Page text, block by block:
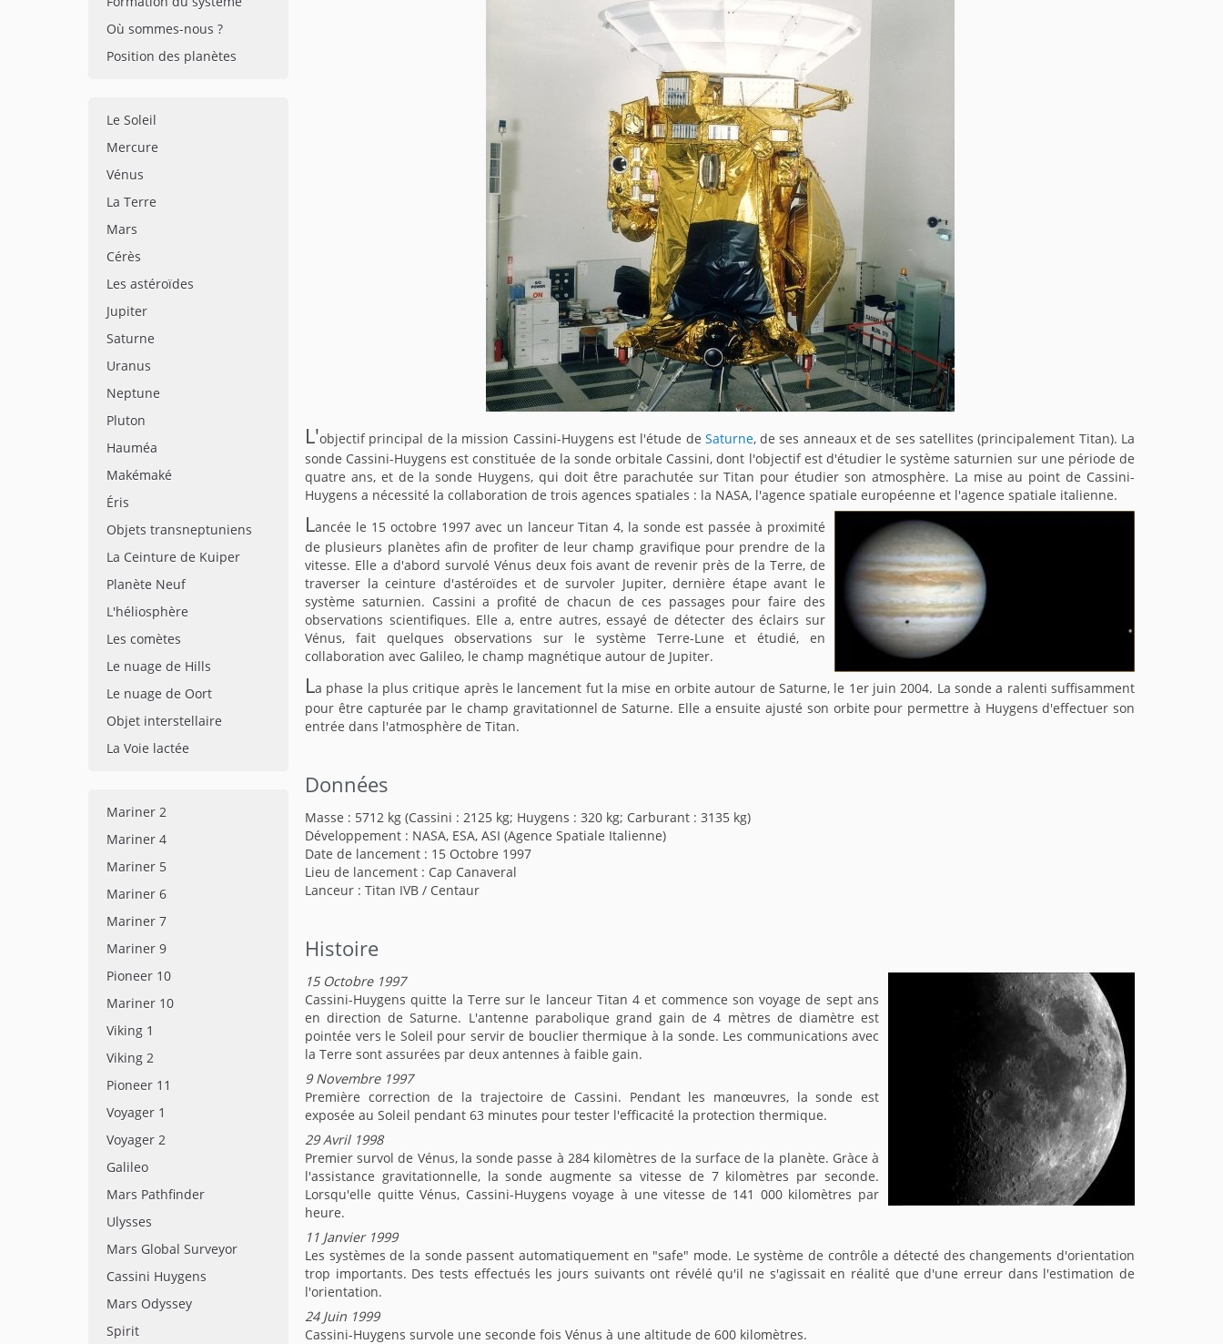
Où sommes-nous ?
Position des planètes
Le Soleil
Mercure
Vénus
La Terre
Mars
Cérès
Les astéroïdes
Jupiter
Saturne
Uranus
Neptune
Pluton
Hauméa
Makémaké
Éris
Objets transneptuniens
La Ceinture de Kuiper
Planète Neuf
L'héliosphère
Les comètes
Le nuage de Hills
Le nuage de Oort
Objet interstellaire
La Voie lactée
Mariner 2
Mariner 4
Mariner 5
Mariner 6
Mariner 7
Mariner 9
Pioneer 10
Mariner 10
Viking 1
Viking 2
Pioneer 11
Voyager 1
Voyager 2
Galileo
Mars Pathfinder
Ulysses
Mars Global Surveyor
Cassini Huygens
Mars Odyssey
Spirit
L'objectif principal de la mission Cassini-Huygens est l'étude de Saturne, de ses anneaux et de ses satellites (principalement Titan). La
sonde Cassini-Huygens est constituée de la sonde orbitale Cassini, dont l'objectif est d'étudier le système saturnien sur une période de
quatre ans, et de la sonde Huygens, qui doit être parachutée sur Titan pour étudier son atmosphère. La mise au point de Cassini-
Huygens a nécessité la collaboration de trois agences spatiales : la NASA, l'agence spatiale européenne et l'agence spatiale italienne.
Lancée le 15 octobre 1997 avec un lanceur Titan 4, la sonde est passée à proximité
de plusieurs planètes afin de profiter de leur champ gravifique pour prendre de la
vitesse. Elle a d'abord survolé Vénus deux fois avant de revenir près de la Terre, de
traverser la ceinture d'astéroïdes et de survoler Jupiter, dernière étape avant le
système saturnien. Cassini a profité de chacun de ces passages pour faire des
observations scientifiques. Elle a, entre autres, essayé de détecter des éclairs sur
Vénus, fait quelques observations sur le système Terre-Lune et étudié, en
collaboration avec Galileo, le champ magnétique autour de Jupiter.
La phase la plus critique après le lancement fut la mise en orbite autour de Saturne, le 1er juin 2004. La sonde a ralenti suffisamment
pour être capturée par le champ gravitationnel de Saturne. Elle a ensuite ajusté son orbite pour permettre à Huygens d'effectuer son
entrée dans l'atmosphère de Titan.
Données
Masse : 5712 kg (Cassini : 2125 kg; Huygens : 320 kg; Carburant : 3135 kg)
Développement : NASA, ESA, ASI (Agence Spatiale Italienne)
Date de lancement : 15 Octobre 1997
Lieu de lancement : Cap Canaveral
Lanceur : Titan IVB / Centaur
Histoire
15 Octobre 1997
Cassini-Huygens quitte la Terre sur le lanceur Titan 4 et commence son voyage de sept ans
en direction de Saturne. L'antenne parabolique grand gain de 4 mètres de diamètre est
pointée vers le Soleil pour servir de bouclier thermique à la sonde. Les communications avec
la Terre sont assurées par deux antennes à faible gain.
9 Novembre 1997
Première correction de la trajectoire de Cassini. Pendant les manœuvres, la sonde est
exposée au Soleil pendant 63 minutes pour tester l'efficacité la protection thermique.
29 Avril 1998
Premier survol de Vénus, la sonde passe à 284 kilomètres de la surface de la planète. Gràce à
l'assistance gravitationnelle, la sonde augmente sa vitesse de 7 kilomètres par seconde.
Lorsqu'elle quitte Vénus, Cassini-Huygens voyage à une vitesse de 141 000 kilomètres par
heure.
11 Janvier 1999
Les systèmes de la sonde passent automatiquement en "safe" mode. Le système de contrôle a détecté des changements d'orientation
trop importants. Des tests effectués les jours suivants ont révélé qu'il ne s'agissait en réalité que d'une erreur dans l'estimation de
l'orientation.
24 Juin 1999
Cassini-Huygens survole une seconde fois Vénus à une altitude de 600 kilomètres.